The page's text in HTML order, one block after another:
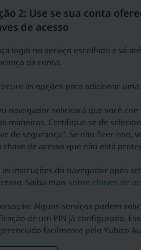
2: Use se sua conta
de acesso
login no serviço escolhido e vá
da conta.
as opções para adicionar uma
navegador solicitará que você crie
maneiras. Certifique-se de
de segurança”. Se não fizer isso,
chave de acesso que não está
as instruções do navegador após
Saiba mais sobre chaves de
Alguns serviços podem
de um PIN já configurado.
facilmente pelo Yubico